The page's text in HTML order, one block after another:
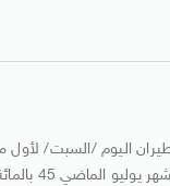
اليوم /السبت/ لأول
الطيران